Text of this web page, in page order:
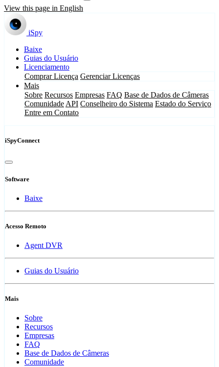
View this page in English
iSpy
Baixe
Guias do Usuário
Licenciamento
Comprar Licença Gerenciar Licenças
Mais
Sobre Recursos Empresas FAQ Base de Dados de Câmeras
Comunidade API Conselheiro do Sistema Estado do Serviço
Entre em Contato
iSpyConnect
Software
Baixe
Acesso Remoto
Agent DVR
Guias do Usuário
Mais
Sobre
Recursos
Empresas
FAQ
Base de Dados de Câmeras
Comunidade